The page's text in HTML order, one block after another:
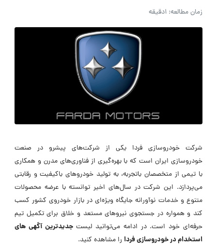
زمان مطالعه: 1دقیقه
شرکت خودروسازی فردا یکی از شرکت‌های پیشرو در صنعت
خودروسازی ایران است که با بهره‌گیری از فناوری‌های مدرن و همکاری
با تیمی از متخصصان باتجربه، به تولید خودروهای باکیفیت و رقابتی
می‌پردازد. این شرکت در سال‌های اخیر توانسته با عرضه محصولات
متنوع و خدمات نوآورانه جایگاه ویژه‌ای در بازار خودروی کشور کسب
کند و همواره در جستجوی نیروهای مستعد و خلاق برای تکمیل تیم
حرفه‌ای خود است. در ادامه می‌توانید لیستجدیدترین آگهی های
استخدام در خودروسازی فردا را مشاهده کنید.